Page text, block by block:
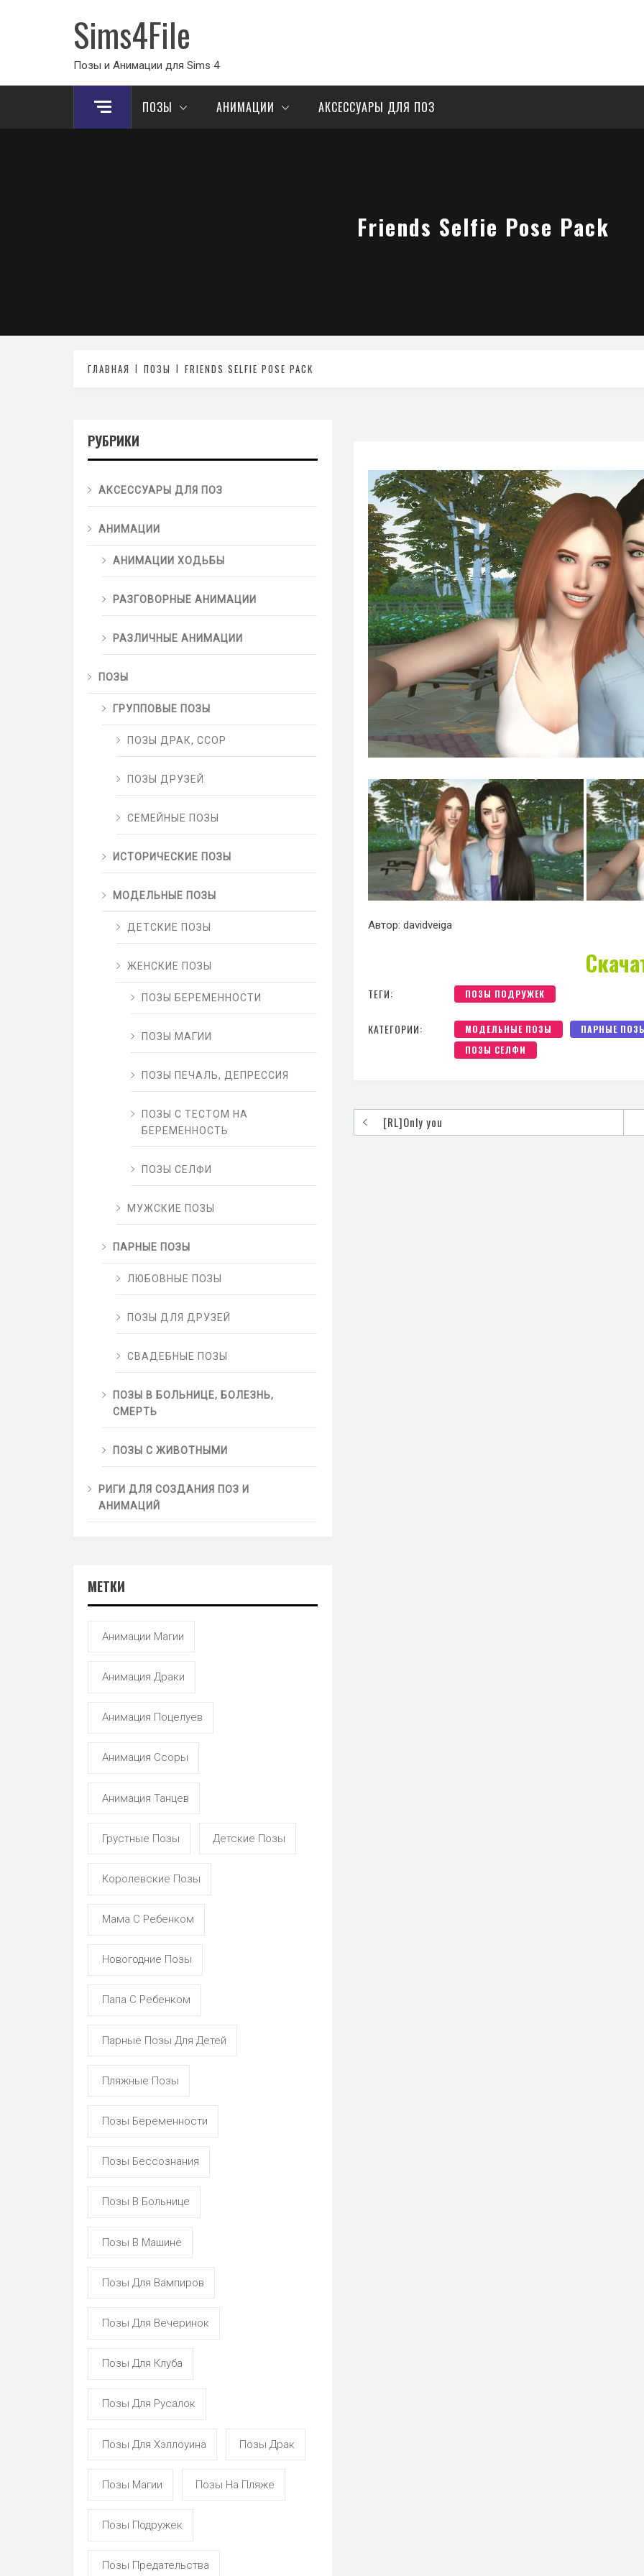
Sims4File
Позы и Анимации для Sims 4
ПОЗЫ АНИМАЦИИ АКСЕССУАРЫ ДЛЯ ПОЗ
Friends Selfie Pose Pack
ГЛАВНАЯ ПОЗЫ FRIENDS SELFIE POSE PACK
Автор: davidveiga
ТЕГИ: ПОЗЫ ПОДРУЖЕК
КАТЕГОРИИ: МОДЕЛЬНЫЕ ПОЗЫ
ПАРНЫЕ
ПОЗЫ СЕЛФИ
[RL]Only you
РУБРИКИ
АКСЕССУАРЫ ДЛЯ ПОЗ
АНИМАЦИИ
АНИМАЦИИ ХОДЬБЫ
РАЗГОВОРНЫЕ АНИМАЦИИ
РАЗЛИЧНЫЕ АНИМАЦИИ
ПОЗЫ
ГРУППОВЫЕ ПОЗЫ
ПОЗЫ ДРАК, ССОР
ПОЗЫ ДРУЗЕЙ
СЕМЕЙНЫЕ ПОЗЫ
ИСТОРИЧЕСКИЕ ПОЗЫ
МОДЕЛЬНЫЕ ПОЗЫ
ДЕТСКИЕ ПОЗЫ
ЖЕНСКИЕ ПОЗЫ
ПОЗЫ БЕРЕМЕННОСТИ
ПОЗЫ МАГИИ
ПОЗЫ ПЕЧАЛЬ, ДЕПРЕССИЯ
ПОЗЫ С ТЕСТОМ НА
БЕРЕМЕННОСТЬ
ПОЗЫ СЕЛФИ
МУЖСКИЕ ПОЗЫ
ПАРНЫЕ ПОЗЫ
ЛЮБОВНЫЕ ПОЗЫ
ПОЗЫ ДЛЯ ДРУЗЕЙ
СВАДЕБНЫЕ ПОЗЫ
ПОЗЫ В БОЛЬНИЦЕ, БОЛЕЗНЬ,
СМЕРТЬ
ПОЗЫ С ЖИВОТНЫМИ
РИГИ ДЛЯ СОЗДАНИЯ ПОЗ И
АНИМАЦИЙ
МЕТКИ
Анимации Магии
Анимация Драки
Анимация Поцелуев
Анимация Ссоры
Анимация Танцев
Грустные Позы Детские Позы
Королевские Позы
Мама С Ребенком
Новогодние Позы
Папа С Ребенком
Парные Позы Для Детей
Пляжные Позы
Позы Беременности
Позы Бессознания
Позы В Больнице
Позы В Машине
Позы Для Вампиров
Позы Для Вечеринок
Позы Для Клуба
Позы Для Русалок
Позы Для Хэллоуина Позы Драк
Позы Магии Позы На Пляже
Позы Подружек
Позы Предательства